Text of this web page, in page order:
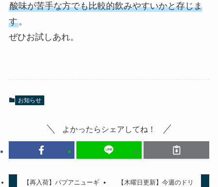
酸味が苦手な方でも比較的飲みやすいかと存じま
す。
ぜひお試しあれ。
お知らせ
よかったらシェアしてね！
【再入荷】パプアニューギ
【木曜日更新】今週のドリ